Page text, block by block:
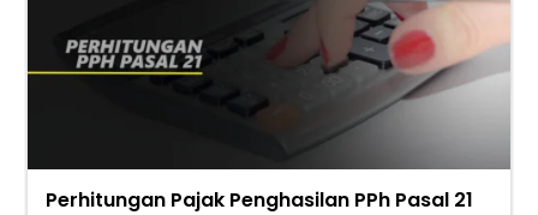
Perhitungan Pajak Penghasilan PPh Pasal 21